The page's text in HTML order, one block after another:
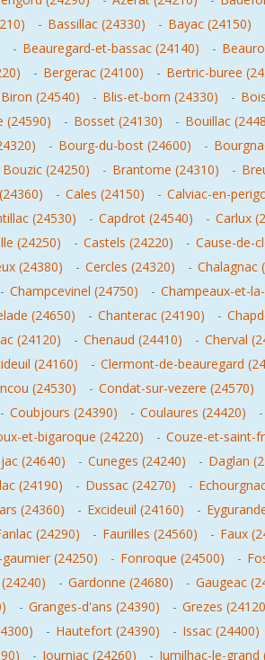
- Bassillac (24330) - Bayac (24150)
- Beauregard-et-bassac (24140) -
- Bergerac (24100) - Bertric-buree
Biron (24540) - Blis-et-born (24330) -
(24590) - Bosset (24130) - Bouillac
- Bourg-du-bost (24600) -
Bouzic (24250) - Brantome (24310) -
- Cales (24150) - Calviac-en-
(24530) - Capdrot (24540) - Carlux
(24250) - Castels (24220) - Cause-de-
(24380) - Cercles (24320) - Chalagnac
- Champcevinel (24750) - Champeaux-et-
(24650) - Chanterac (24190) -
(24120) - Chenaud (24410) - Cherval
(24160) - Clermont-de-beauregard
(24530) - Condat-sur-vezere (24570)
- Coubjours (24390) - Coulaures (24420) -
et-bigaroque (24220) - Couze-et-saint-
(24640) - Cuneges (24240) - Daglan
(24190) - Dussac (24270) -
(24360) - Excideuil (24160) -
(24290) - Faurilles (24560) - Faux
(24250) - Fonroque (24500) -
- Gardonne (24680) - Gaugeac
- Granges-d'ans (24390) - Grezes
- Hautefort (24390) - Issac (24400)
- Journiac (24260) - Jumilhac-le-grand